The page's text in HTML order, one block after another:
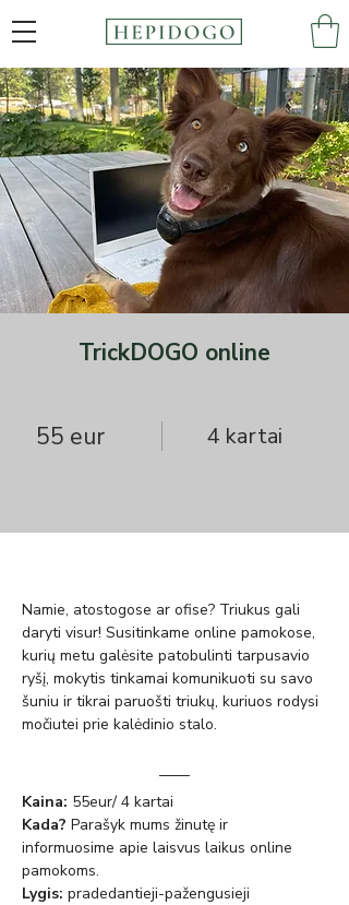
TrickDOGO online
55 eur 4 kartai
Namie, atostogose ar ofise? Triukus gali
daryti visur! Susitinkame online pamokose,
kurių metu galėsite patobulinti tarpusavio
ryšį, mokytis tinkamai komunikuoti su savo
šuniu ir tikrai paruošti triukų, kuriuos rodysi
močiutei prie kalėdinio stalo.
Kaina: 55eur/ 4 kartai
Kada? Parašyk mums žinutę ir
informuosime apie laisvus laikus online
pamokoms.
Lygis: pradedantieji-pažengusieji